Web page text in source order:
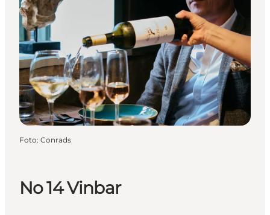
Veranstaltungen
Reiseplanung
Inspiration
No 14 Vinbar
Foto: Conrads